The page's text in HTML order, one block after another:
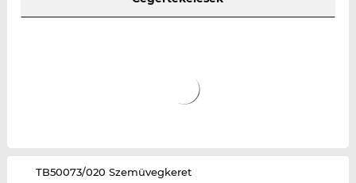
‌TB50073/020 Szemüvegkeret